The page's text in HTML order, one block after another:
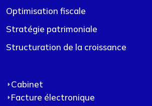
Optimisation fiscale
Stratégie patrimoniale
Structuration de la croissance
Cabinet
Facture électronique